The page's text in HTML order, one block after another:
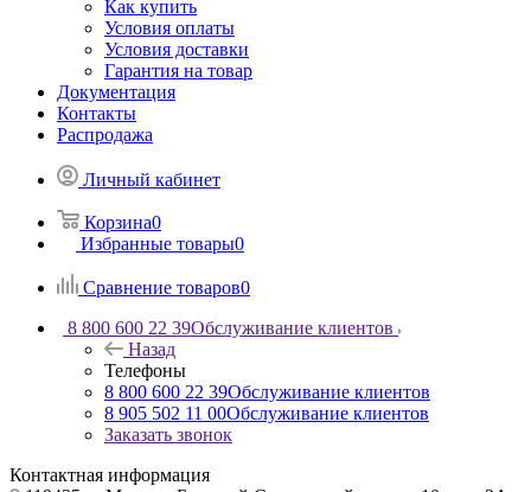
Как купить
Условия оплаты
Условия доставки
Гарантия на товар
Документация
Контакты
Распродажа
Личный кабинет
Корзина0
Избранные товары0
Сравнение товаров0
8 800 600 22 39Обслуживание клиентов
Назад
Телефоны
8 800 600 22 39Обслуживание клиентов
8 905 502 11 00Обслуживание клиентов
Заказать звонок
Контактная информация